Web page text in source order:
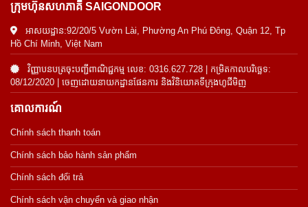
ក្រុមហ៊ុនសហភាគី SAIGONDOOR
អាសយដ្ឋាន:92/20/5 Vườn Lài, Phường An Phú Đông, Quận 12, Tp
Hồ Chí Minh, Việt Nam
វិញ្ញាបនបត្រចុះបញ្ជីពាណិជ្ជកម្ម លេខ: 0316.627.728 | កម្រិតកាលបរិច្ឆេទ:
08/12/2020 | ចេញដោយនាយកដ្ឋានផែនការ និងវិនិយោគទីក្រុងហូជីមិញ
គោលការណ៍
Chính sách thanh toán
Chính sách bảo hành sản phẩm
Chính sách đổi trả
Chính sách vận chuyển và giao nhận